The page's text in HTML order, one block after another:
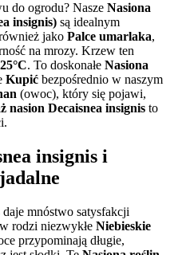
do ogrodu? Nasze Nasiona
insignis) są idealnym
jako Palce umarlaka,
na mrozy. Krzew ten
. To doskonałe Nasiona
Kupić bezpośrednio w naszym
(owoc), który się pojawi,
nasion Decaisnea insignis to
insignis i
daje mnóstwo satysfakcji
rodzi niezwykłe Niebieskie
przypominają długie,